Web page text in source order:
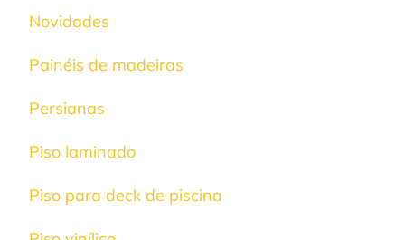
Novidades
Painéis de madeiras
Persianas
Piso laminado
Piso para deck de piscina